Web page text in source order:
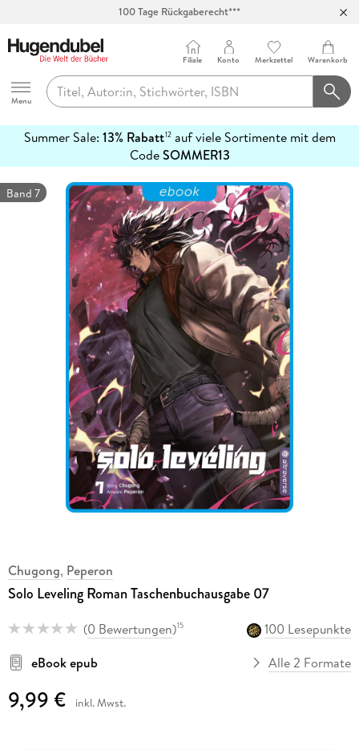
100 Tage Rückgaberecht***
Hugendubel
Menu
Filiale Konto Merkzettel Warenkorb
Summer Sale: 13% Rabatt12auf viele Sortimente mit dem
CodeSOMMER13
erfahren
Band 7
Chugong, Peperon
Solo Leveling Roman Taschenbuchausgabe 07
(0 Bewertungen)15
100 Lesepunkte
eBook epub
Alle 2 Formate
9,99 € inkl. Mwst.